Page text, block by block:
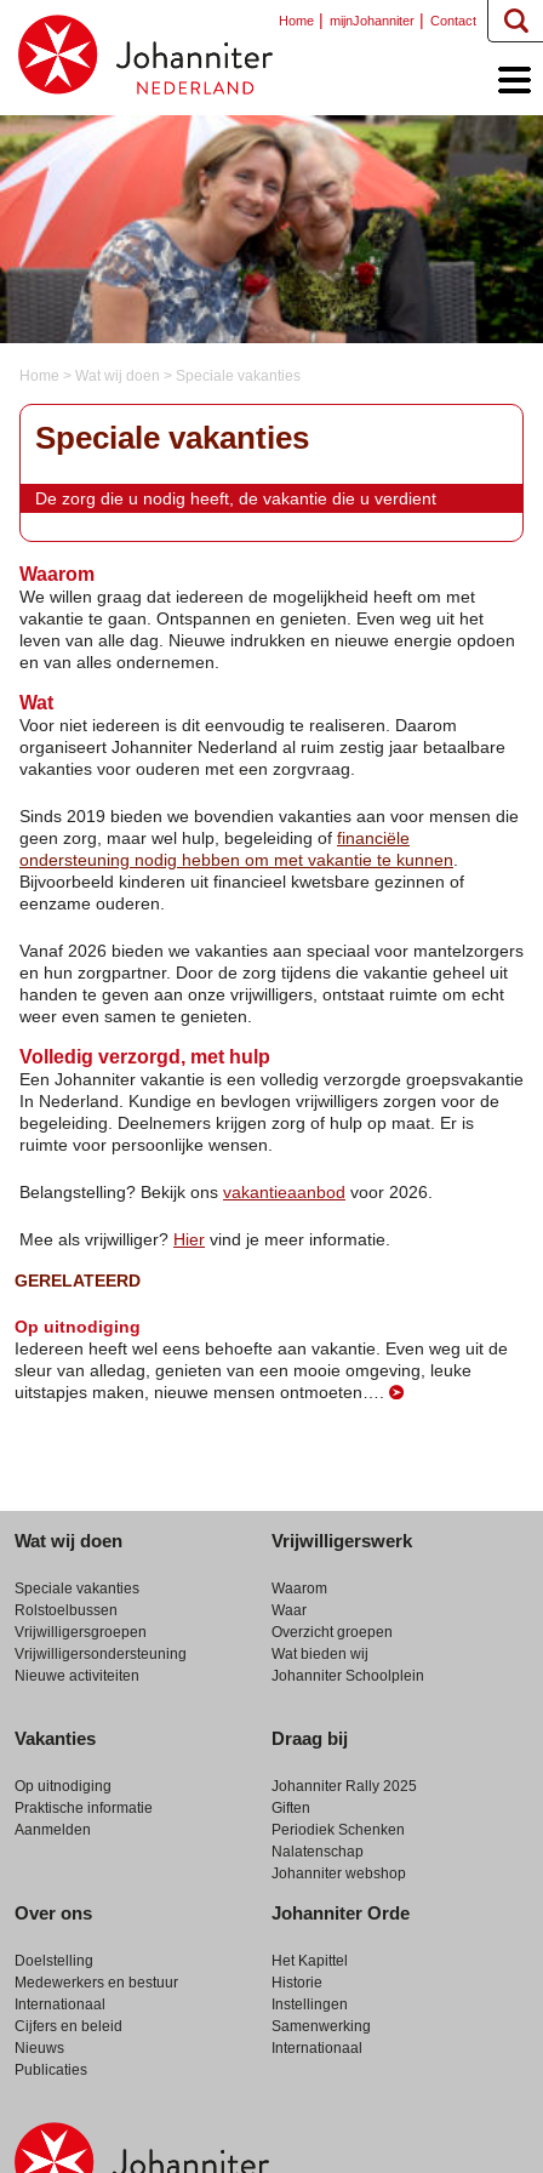
Home mijnJohanniter Contact
Home > Wat wij doen > Speciale vakanties
Speciale vakanties
De zorg die u nodig heeft, de vakantie die u verdient
Waarom
We willen graag dat iedereen de mogelijkheid heeft om met
vakantie te gaan. Ontspannen en genieten. Even weg uit het
leven van alle dag. Nieuwe indrukken en nieuwe energie opdoen
en van alles ondernemen.
Wat
Voor niet iedereen is dit eenvoudig te realiseren. Daarom
organiseert Johanniter Nederland al ruim zestig jaar betaalbare
vakanties voor ouderen met een zorgvraag.
Sinds 2019 bieden we bovendien vakanties aan voor mensen die
geen zorg, maar wel hulp, begeleiding of financiële
ondersteuning nodig hebben om met vakantie te kunnen
Bijvoorbeeld kinderen uit financieel kwetsbare gezinnen of
eenzame ouderen.
Vanaf 2026 bieden we vakanties aan speciaal voor mantelzorgers
en hun zorgpartner. Door de zorg tijdens die vakantie geheel uit
handen te geven aan onze vrijwilligers, ontstaat ruimte om echt
weer even samen te genieten.
Volledig verzorgd, met hulp
Een Johanniter vakantie is een volledig verzorgde groepsvakantie
In Nederland. Kundige en bevlogen vrijwilligers zorgen voor de
begeleiding. Deelnemers krijgen zorg of hulp op maat. Er is
ruimte voor persoonlijke wensen.
Belangstelling? Bekijk ons vakantieaanbod voor 2026.
Mee als vrijwilliger? Hier vind je meer informatie.
GERELATEERD
Op uitnodiging
Iedereen heeft wel eens behoefte aan vakantie. Even weg uit de
sleur van alledag, genieten van een mooie omgeving, leuke
uitstapjes maken, nieuwe mensen ontmoeten….
Wat wij doen
Speciale vakanties
Rolstoelbussen
Vrijwilligersgroepen
Vrijwilligersondersteuning
Nieuwe activiteiten
Vakanties
Op uitnodiging
Praktische informatie
Aanmelden
Vrijwilligerswerk
Waarom
Waar
Overzicht groepen
Wat bieden wij
Johanniter Schoolplein
Draag bij
Johanniter Rally 2025
Giften
Periodiek Schenken
Nalatenschap
Johanniter webshop
Over ons
Doelstelling
Medewerkers en bestuur
Internationaal
Cijfers en beleid
Nieuws
Publicaties
Johanniter Orde
Het Kapittel
Historie
Instellingen
Samenwerking
Internationaal